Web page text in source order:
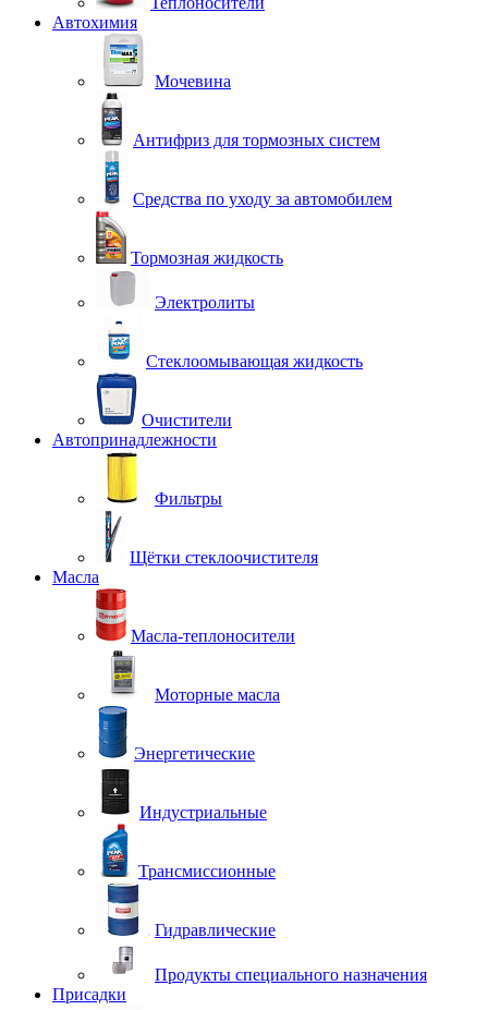
Автохимия
Мочевина
Антифриз для тормозных систем
Средства по уходу за автомобилем
Тормозная жидкость
Электролиты
Стеклоомывающая жидкость
Очистители
Автопринадлежности
Фильтры
Щётки стеклоочистителя
Масла
Масла-теплоносители
Моторные масла
Энергетические
Индустриальные
Трансмиссионные
Гидравлические
Продукты специального назначения
Присадки